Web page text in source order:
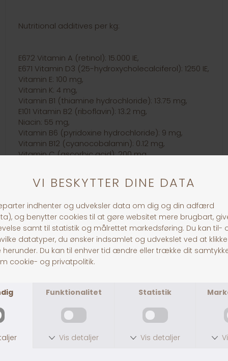
Nutritional additives per kg:
E672 Vitamin A (retinol): 15.000 IE,
E671 Vitamin D3 (25-hydroxycholecalciferol): 1250 IE,
Vitamin E: 100 mg,
Vitamin K: 4 mg,
Vitamin B1 (thiamine hydrochloride): 13.75 mg,
E101 Vitamin B2 (riboflavin): 13.2 mg,
Niacin: 55 mg,
Vitamin B6 (pyridoxine hydrochloride): 9 mg,
Vitamin B12 (cyanocobalamin): 0.12 mg,
Vitamin C (ascorbic acid): 200 mg,
Folic acid (vit. B-9): 10 mg,
E5 Manganese (manganese(II)oxide/-sulphate):
35 mg,
E4 Copper (Copper (II) sulfate / - Chelate): 10 mg,
E6 Zinc (Zinc Sulfate / Chelate): 150 mg,
3b8.10 Selenium (organic form CNCM 1-3060): 0.2
mg
Protein/Energy ratio: 23.16%